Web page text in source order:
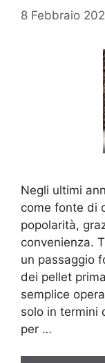
8 Febbraio
Negli ultimi
come fonte di
popolarità,
convenienza.
un passaggio
dei pellet
semplice
solo in termini
per …